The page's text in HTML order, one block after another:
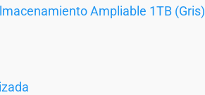
Ampliable 1TB (Gris)